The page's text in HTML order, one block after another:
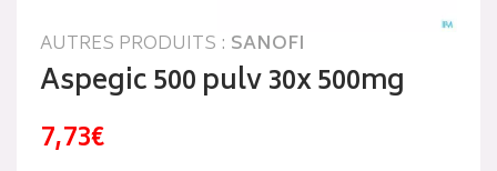
AUTRES PRODUITS : SANOFI
Aspegic 500 pulv 30x 500mg
7,73€